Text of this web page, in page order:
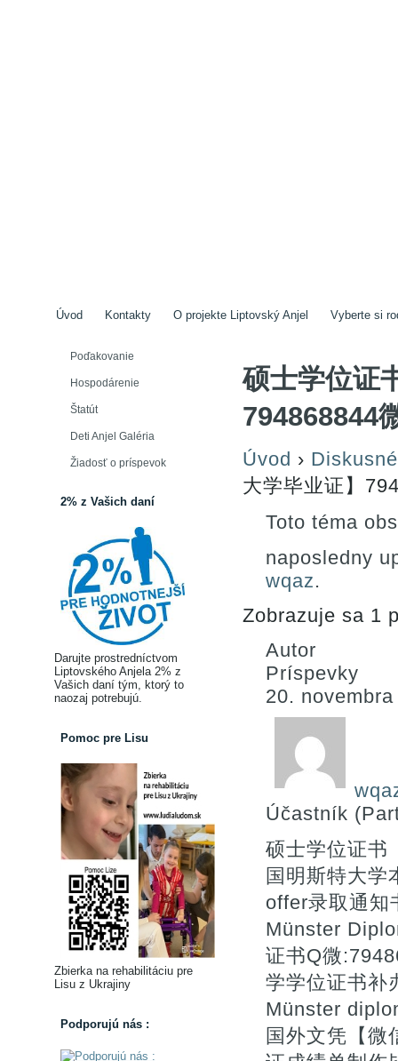
Úvod Kontakty O projekte Liptovský Anjel Vyberte si
Poďakovanie
Hospodárenie
Štatút
Deti Anjel Galéria
Žiadosť o príspevok
2% z Vašich daní
Darujte prostredníctvom
Liptovského Anjela 2% z
Vašich daní tým, ktorý to
naozaj potrebujú.
Pomoc pre Lisu
Zbierka na rehabilitáciu pre
Lisu z Ukrajiny
Podporujú nás :
硕士学位证
794868844
Úvod ›
大学毕业证】
Toto téma
naposledny
wqaz.
Zobrazuje sa 1
Autor
Príspevky
20.
Účastník
硕士学位证书
国明斯特大学
offer录取通
Münster
证书Q微
学学位证书
Münster
国外文凭【微